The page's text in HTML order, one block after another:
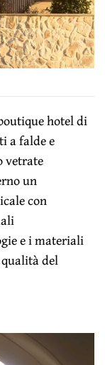
hotel di
a falde e
vetrate
un
con
e i materiali
del